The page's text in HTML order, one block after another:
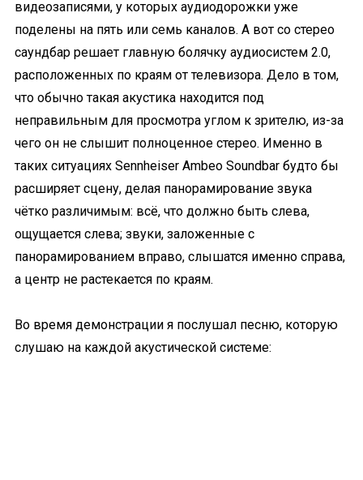
видеозаписями, у которых аудиодорожки уже
поделены на пять или семь каналов. А вот со стерео
саундбар решает главную болячку аудиосистем 2.0,
расположенных по краям от телевизора. Дело в том,
что обычно такая акустика находится под
неправильным для просмотра углом к зрителю, из-за
чего он не слышит полноценное стерео. Именно в
таких ситуациях Sennheiser Ambeo Soundbar будто бы
расширяет сцену, делая панорамирование звука
чётко различимым: всё, что должно быть слева,
ощущается слева; звуки, заложенные с
панорамированием вправо, слышатся именно справа,
а центр не растекается по краям.
Во время демонстрации я послушал песню, которую
слушаю на каждой акустической системе: